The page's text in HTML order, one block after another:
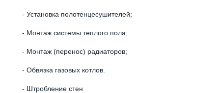
- Установка полотенцесушителей;
- Монтаж системы теплого пола;
- Монтаж (перенос) радиаторов;
- Обвязка газовых котлов.
- Штробление стен